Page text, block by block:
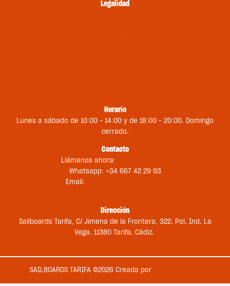
Legalidad
Horario
Lunes a sábado de 10:00 – 14:00 y de 18:00 – 20:00. Domingo
cerrado.
Contacto
Llámanos ahora:
Whatsapp: +34 667 42 29 93
Email:
Dirección
Sailboards Tarifa, C/ Jimena de la Frontera, 322. Pol. Ind. La
Vega. 11380 Tarifa. Cádiz.
SAILBOARDS TARIFA ©2026 Creada por